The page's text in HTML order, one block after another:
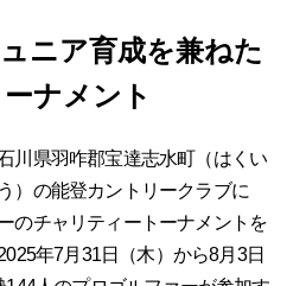
ニア育成を兼ねた
ナメント
川県羽咋郡宝達志水町（はくい
）の能登カントリークラブに
のチャリティートーナメントを
年7月31日（木）から8月3日